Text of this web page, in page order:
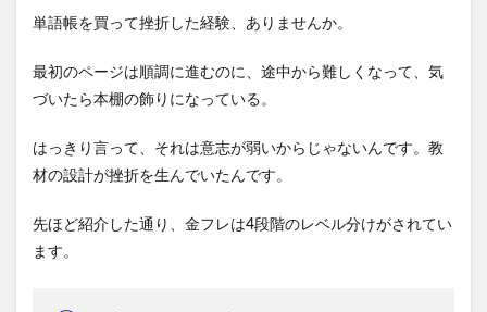
単語帳を買って挫折した経験、ありませんか。
最初のページは順調に進むのに、途中から難しくなって、気
づいたら本棚の飾りになっている。
はっきり言って、それは意志が弱いからじゃないんです。教
材の設計が挫折を生んでいたんです。
先ほど紹介した通り、金フレは4段階のレベル分けがされてい
ます。